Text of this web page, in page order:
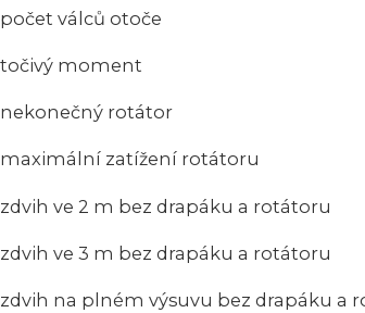
počet válců
točivý moment
nekonečný
maximální zatížení
zdvih ve 2 m bez
zdvih ve 3 m bez
zdvih na plném výsuvu bez